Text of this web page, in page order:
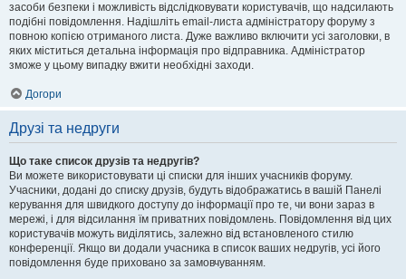
засоби безпеки і можливість відслідковувати користувачів, що надсилають
подібні повідомлення. Надішліть email-листа адміністратору форуму з
повною копією отриманого листа. Дуже важливо включити усі заголовки, в
яких міститься детальна інформація про відправника. Адміністратор
зможе у цьому випадку вжити необхідні заходи.
Догори
Друзі та недруги
Що таке список друзів та недругів?
Ви можете використовувати ці списки для інших учасників форуму.
Учасники, додані до списку друзів, будуть відображатись в вашій Панелі
керування для швидкого доступу до інформації про те, чи вони зараз в
мережі, і для відсилання їм приватних повідомлень. Повідомлення від цих
користувачів можуть виділятись, залежно від встановленого стилю
конференції. Якщо ви додали учасника в список ваших недругів, усі його
повідомлення буде приховано за замовчуванням.